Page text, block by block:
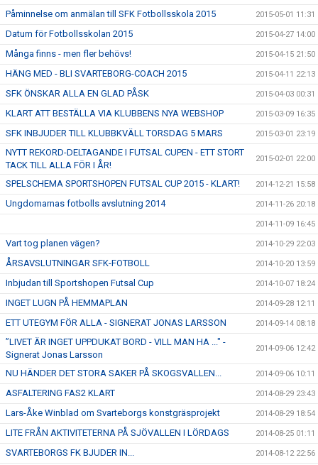
Påminnelse om anmälan till SFK Fotbollsskola 2015 2015-05-01 11:31
Datum för Fotbollsskolan 2015 2015-04-27 14:00
Många finns - men fler behövs! 2015-04-15 21:50
HÄNG MED - BLI SVARTEBORG-COACH 2015 2015-04-11 22:13
SFK ÖNSKAR ALLA EN GLAD PÅSK 2015-04-03 00:31
KLART ATT BESTÄLLA VIA KLUBBENS NYA WEBSHOP 2015-03-09 16:35
SFK INBJUDER TILL KLUBBKVÄLL TORSDAG 5 MARS 2015-03-01 23:19
NYTT REKORD-DELTAGANDE I FUTSAL CUPEN - ETT STORT
TACK TILL ALLA FÖR I ÅR!
2015-02-01 22:00
SPELSCHEMA SPORTSHOPEN FUTSAL CUP 2015 - KLART! 2014-12-21 15:58
Ungdomarnas fotbolls avslutning 2014 2014-11-26 20:18
2014-11-09 16:45
Vart tog planen vägen? 2014-10-29 22:03
ÅRSAVSLUTNINGAR SFK-FOTBOLL 2014-10-20 13:59
Inbjudan till Sportshopen Futsal Cup 2014-10-07 18:24
INGET LUGN PÅ HEMMAPLAN 2014-09-28 12:11
ETT UTEGYM FÖR ALLA - SIGNERAT JONAS LARSSON 2014-09-14 08:18
”LIVET ÄR INGET UPPDUKAT BORD - VILL MAN HA ..." -
Signerat Jonas Larsson
2014-09-06 12:42
NU HÄNDER DET STORA SAKER PÅ SKOGSVALLEN... 2014-09-06 10:11
ASFALTERING FAS2 KLART 2014-08-29 23:43
Lars-Åke Winblad om Svarteborgs konstgräsprojekt 2014-08-29 18:54
LITE FRÅN AKTIVITETERNA PÅ SJÖVALLEN I LÖRDAGS 2014-08-25 01:11
SVARTEBORGS FK BJUDER IN... 2014-08-12 22:56